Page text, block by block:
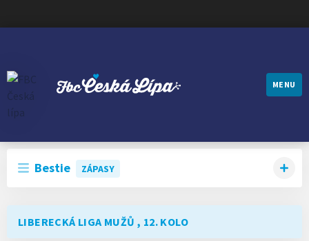
FBC ČESKÁ LÍPA
MENU
Bestie ZÁPASY
LIBERECKÁ LIGA MUŽŮ , 12. KOLO